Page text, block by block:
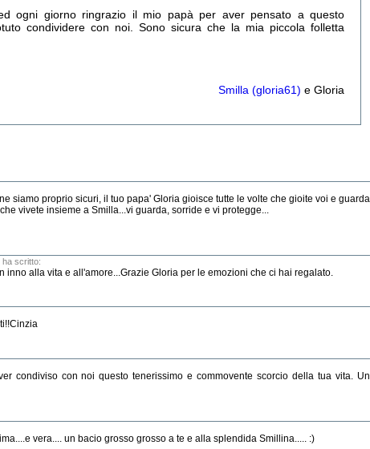
ogni giorno ringrazio il mio papà per aver pensato a questo
condividere con noi. Sono sicura che la mia piccola folletta
Smilla (gloria61) e Gloria
siamo proprio sicuri, il tuo papa' Gloria gioisce tutte le volte che gioite voi e guarda
vivete insieme a Smilla...vi guarda, sorride e vi protegge...
ha scritto:
inno alla vita e all'amore...Grazie Gloria per le emozioni che ci hai regalato.
condiviso con noi questo tenerissimo e commovente scorcio della tua vita. Un
vera.... un bacio grosso grosso a te e alla splendida Smillina..... :)